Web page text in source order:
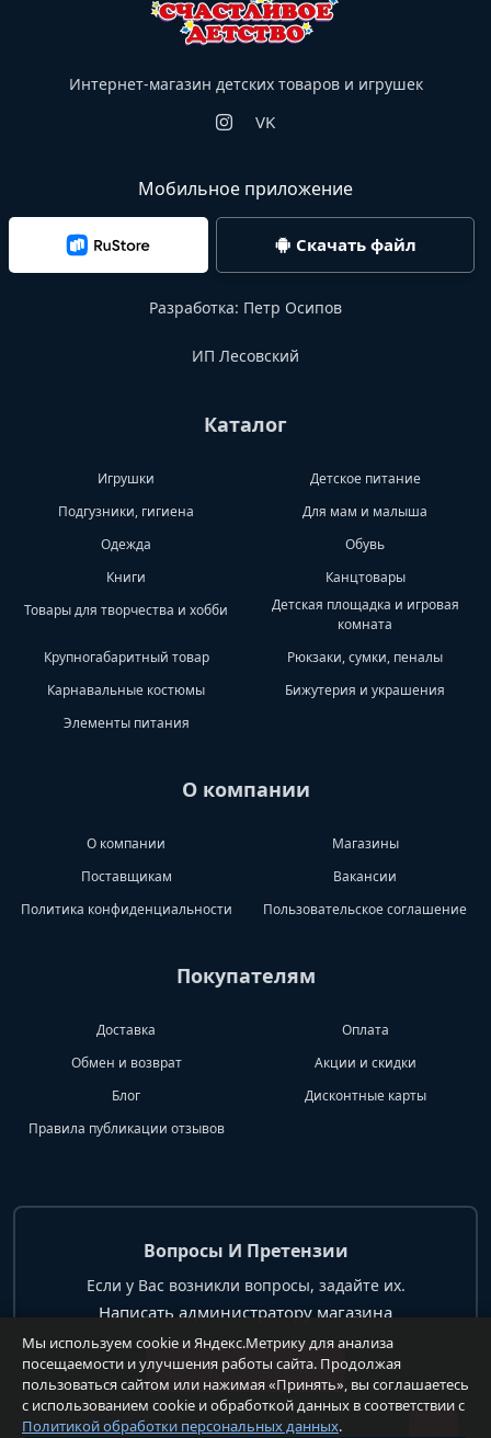
Интернет-магазин детских товаров и игрушек
VK
Мобильное приложение
Скачать файл
Разработка: Петр Осипов
ИП Лесовский
Каталог
Игрушки
Детское питание
Подгузники, гигиена
Для мам и малыша
Одежда
Обувь
Книги
Канцтовары
Товары для творчества и хобби
Детская площадка и игровая
комната
Крупногабаритный товар
Рюкзаки, сумки, пеналы
Карнавальные костюмы
Бижутерия и украшения
Элементы питания
О компании
О компании
Магазины
Поставщикам
Вакансии
Политика конфиденциальности
Пользовательское соглашение
Покупателям
Доставка
Оплата
Обмен и возврат
Акции и скидки
Блог
Дисконтные карты
Правила публикации отзывов
Вопросы И Претензии
Если у Вас возникли вопросы, задайте их.
Написать администратору магазина
+7 904 62 99 428
Мы используем cookie и Яндекс.Метрику для анализа
посещаемости и улучшения работы сайта. Продолжая
пользоваться сайтом или нажимая «Принять», вы соглашаетесь
с использованием cookie и обработкой данных в соответствии с
Политикой обработки персональных данных.